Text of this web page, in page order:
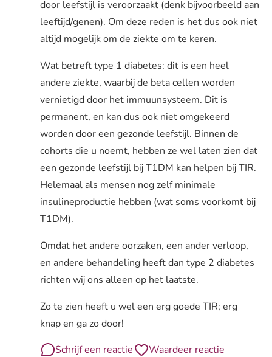
door leefstijl is veroorzaakt (denk bijvoorbeeld aan
leeftijd/genen). Om deze reden is het dus ook niet
altijd mogelijk om de ziekte om te keren.
Wat betreft type 1 diabetes: dit is een heel
andere ziekte, waarbij de beta cellen worden
vernietigd door het immuunsysteem. Dit is
permanent, en kan dus ook niet omgekeerd
worden door een gezonde leefstijl. Binnen de
cohorts die u noemt, hebben ze wel laten zien dat
een gezonde leefstijl bij T1DM kan helpen bij TIR.
Helemaal als mensen nog zelf minimale
insulineproductie hebben (wat soms voorkomt bij
T1DM).
Omdat het andere oorzaken, een ander verloop,
en andere behandeling heeft dan type 2 diabetes
richten wij ons alleen op het laatste.
Zo te zien heeft u wel een erg goede TIR; erg
knap en ga zo door!
Schrijf een reactie
Waardeer reactie